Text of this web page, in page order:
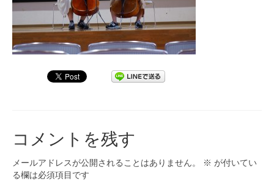
ご寄付のお願い
演奏会の歴史
コメントを残す
メールアドレスが公開されることはありません。 ※ が付いてい
る欄は必須項目です